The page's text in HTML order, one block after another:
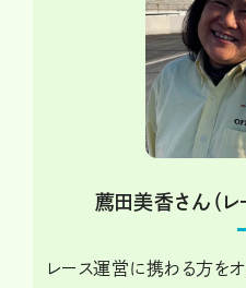
薦田美香さん（レ
レース運営に携わる方をオ